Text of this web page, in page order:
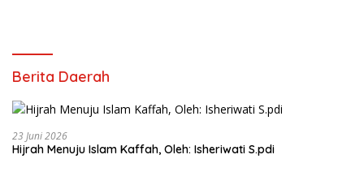
Berita Daerah
23 Juni 2026
Hijrah Menuju Islam Kaffah, Oleh: Isheriwati S.pdi